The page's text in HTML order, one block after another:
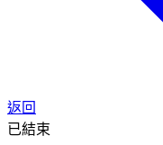
返回
已結束